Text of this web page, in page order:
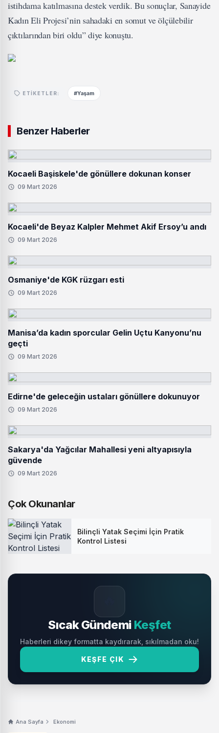
istihdama katılmasına destek verdik. Bu sonuçlar, Sanayide
Kadın Eli Projesi’nin sahadaki en somut ve ölçülebilir
çıktılarından biri oldu” diye konuştu.
ETIKETLER: #Yaşam
Benzer Haberler
Kocaeli Başiskele'de gönüllere dokunan konser
09 Mart 2026
Kocaeli'de Beyaz Kalpler Mehmet Akif Ersoy’u andı
09 Mart 2026
Osmaniye'de KGK rüzgarı esti
09 Mart 2026
Manisa’da kadın sporcular Gelin Uçtu Kanyonu’nu
geçti
09 Mart 2026
Edirne'de geleceğin ustaları gönüllere dokunuyor
09 Mart 2026
Sakarya'da Yağcılar Mahallesi yeni altyapısıyla
güvende
09 Mart 2026
Çok Okunanlar
Bilinçli Yatak Seçimi İçin Pratik
Kontrol Listesi
Sıcak Gündemi Keşfet
Haberleri dikey formatta kaydırarak, sıkılmadan oku!
KEŞFE ÇIK
Ana Sayfa Ekonomi